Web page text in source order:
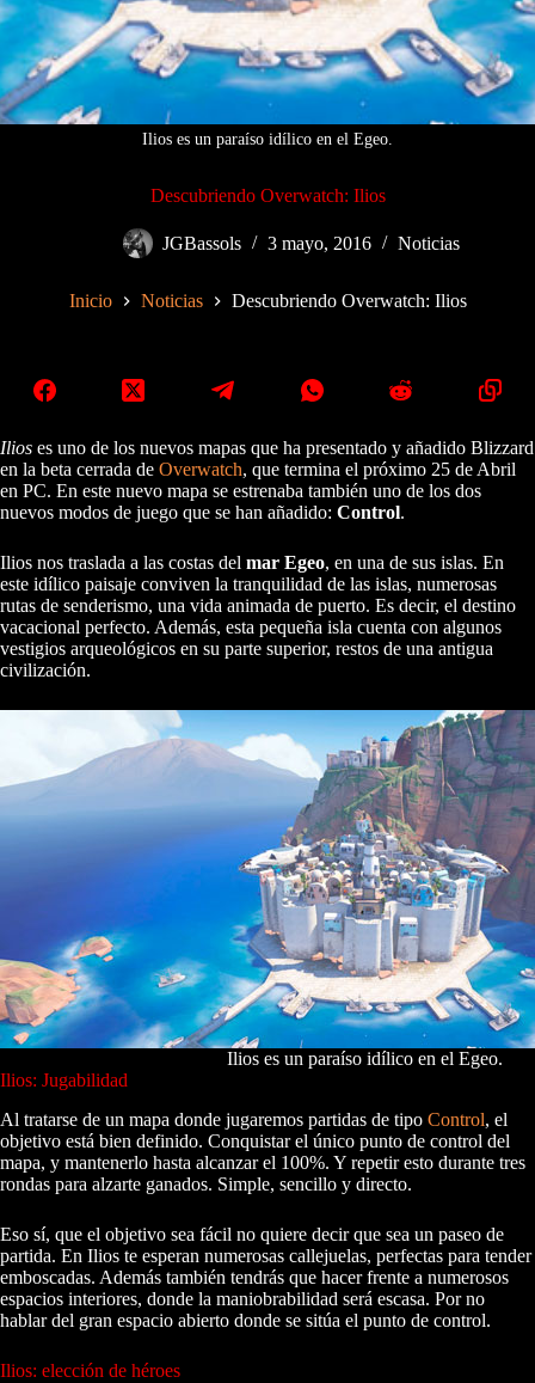
Ilios es un paraíso idílico en el Egeo.
Descubriendo Overwatch: Ilios
JGBassols 3 mayo, 2016 Noticias
Inicio Noticias Descubriendo Overwatch: Ilios
Ilios es uno de los nuevos mapas que ha presentado y añadido Blizzard
en la beta cerrada de Overwatch, que termina el próximo 25 de Abril
en PC. En este nuevo mapa se estrenaba también uno de los dos
nuevos modos de juego que se han añadido: Control.
Ilios nos traslada a las costas del mar Egeo, en una de sus islas. En
este idílico paisaje conviven la tranquilidad de las islas, numerosas
rutas de senderismo, una vida animada de puerto. Es decir, el destino
vacacional perfecto. Además, esta pequeña isla cuenta con algunos
vestigios arqueológicos en su parte superior, restos de una antigua
civilización.
Ilios es un paraíso idílico en el Egeo.
Ilios: Jugabilidad
Al tratarse de un mapa donde jugaremos partidas de tipo Control, el
objetivo está bien definido. Conquistar el único punto de control del
mapa, y mantenerlo hasta alcanzar el 100%. Y repetir esto durante tres
rondas para alzarte ganados. Simple, sencillo y directo.
Eso sí, que el objetivo sea fácil no quiere decir que sea un paseo de
partida. En Ilios te esperan numerosas callejuelas, perfectas para tender
emboscadas. Además también tendrás que hacer frente a numerosos
espacios interiores, donde la maniobrabilidad será escasa. Por no
hablar del gran espacio abierto donde se sitúa el punto de control.
Ilios: elección de héroes